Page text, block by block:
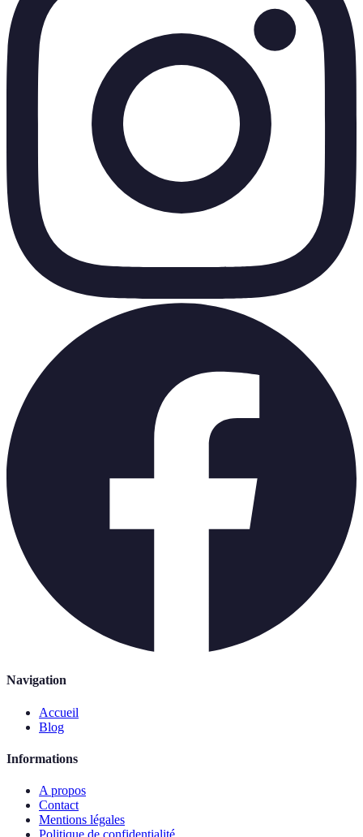
Navigation
Accueil
Blog
Informations
A propos
Contact
Mentions légales